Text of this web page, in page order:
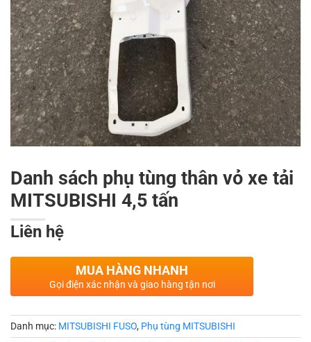
Danh sách phụ tùng thân vỏ xe tải
MITSUBISHI 4,5 tấn
Liên hệ
MUA HÀNG NHANH
Gọi điện xác nhận và giao hàng tận nơi
Danh mục: MITSUBISHI FUSO, Phụ tùng MITSUBISHI